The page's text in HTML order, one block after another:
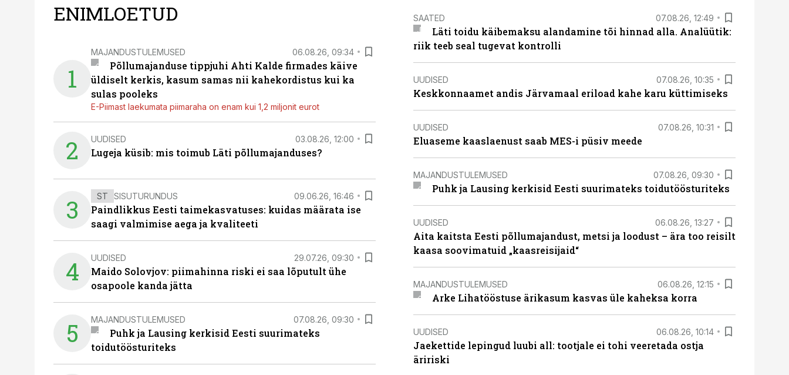
ENIMLOETUD
1
MAJANDUSTULEMUSED 06.08.26, 09:34
Põllumajanduse tippjuhi Ahti Kalde firmades käive
üldiselt kerkis, kasum samas nii kahekordistus kui ka
sulas pooleks
E-Piimast laekumata piimaraha on enam kui 1,2 miljonit eurot
2 UUDISED 03.08.26, 12:00
Lugeja küsib: mis toimub Läti põllumajanduses?
3 ST SISUTURUNDUS 09.06.26, 16:46
Paindlikkus Eesti taimekasvatuses: kuidas määrata ise
saagi valmimise aega ja kvaliteeti
4 UUDISED 29.07.26, 09:30
Maido Solovjov: piimahinna riski ei saa lõputult ühe
osapoole kanda jätta
5 MAJANDUSTULEMUSED 07.08.26, 09:30
Puhk ja Lausing kerkisid Eesti suurimateks
toidutöösturiteks
SAATED 07.08.26, 12:49
Läti toidu käibemaksu alandamine tõi hinnad alla. Analüütik:
riik teeb seal tugevat kontrolli
UUDISED 07.08.26, 10:35
Keskkonnaamet andis Järvamaal eriload kahe karu küttimiseks
UUDISED 07.08.26, 10:31
Eluaseme kaaslaenust saab MES-i püsiv meede
MAJANDUSTULEMUSED 07.08.26, 09:30
Puhk ja Lausing kerkisid Eesti suurimateks toidutöösturiteks
UUDISED 06.08.26, 13:27
Aita kaitsta Eesti põllumajandust, metsi ja loodust – ära too reisilt
kaasa soovimatuid „kaasreisijaid“
MAJANDUSTULEMUSED 06.08.26, 12:15
Arke Lihatööstuse ärikasum kasvas üle kaheksa korra
UUDISED 06.08.26, 10:14
Jaekettide lepingud luubi all: tootjale ei tohi veeretada ostja
äririski